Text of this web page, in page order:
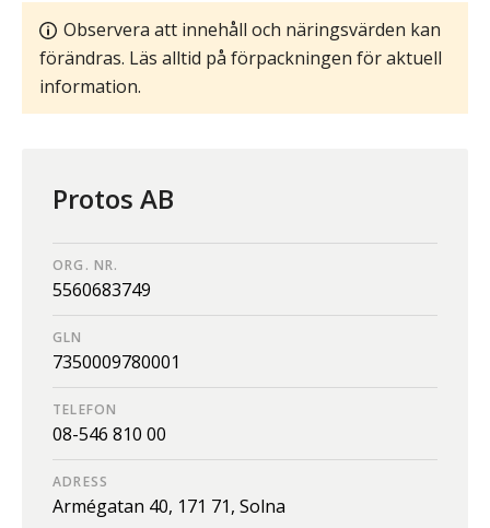
Observera att innehåll och näringsvärden kan
förändras. Läs alltid på förpackningen för aktuell
information.
Protos AB
ORG. NR.
5560683749
GLN
7350009780001
TELEFON
08-546 810 00
ADRESS
Armégatan 40, 171 71, Solna